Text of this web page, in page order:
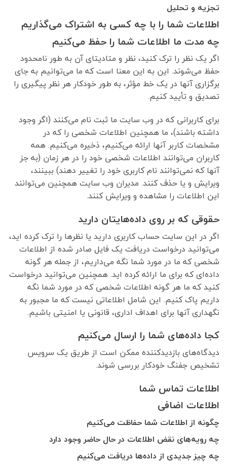
تجزیه و تحلیل
اطلاعات شما را با چه کسی به اشتراک می‌گذاریم
چه مدت ما اطلاعات شما را حفظ می‌کنیم
اگر یک نظر را ترک کنید، نظر و متادیتای آن به طور نامحدود
حفظ می‌شوند. این به این معنا است که ما می‌توانیم به جای
برگزاری آنها در یک خط مؤثر، به طور خودکار هر نظر پیگیری را
تصدیق و تأیید کنیم.
برای کاربرانی که در وب سایت ما ثبت نام می‌کنند (اگر وجود
داشته باشند)، ما همچنین اطلاعات شخصی را که در
مشخصات کاربر آنها ارائه می‌کنیم، ذخیره می‌کنیم. همه
کاربران می‌توانند اطلاعات شخصی خود را در هر زمان (به جز
آنها که نمی‌توانند نام کاربری خود را تغییر دهند) ببینند،
ویرایش و یا حذف کنند. مدیران وب سایت همچنین می‌توانند
این اطلاعات را مشاهده و ویرایش کنند.
حقوقی که بر روی داده‌هایتان دارید
اگر در این سایت حساب کاربری دارید یا نظرها را ترک کرده اید،
می‌توانید درخواست دریافت یک فایل صادر شده از اطلاعات
شخصی که ما در مورد شما نگه می‌داریم، از جمله هر گونه
داده‌ای که برای ما ارائه کرده اید. همچنین می‌توانید درخواست
کنید که ما هر گونه اطلاعات شخصی که در مورد شما نگه
داریم پاک کنیم. این شامل اطلاعاتی نیست که ما مجبور به
نگهداری آنها برای اهداف اداری، قانونی یا امنیتی باشیم.
کجا داده‌های شما را ارسال می‌کنیم
دیدگاه‌های بازدیدکننده ممکن است از طریق یک سرویس
تشخیص جفنگ خودکار بررسی شوند.
اطلاعات تماس شما
اطلاعات اضافی
چگونه از اطلاعات شما حفاظت می‌کنیم
چه رویه‌های نقض اطلاعات در حال حاضر وجود دارد
چه چیز جدیدی از داده‌ها دریافت می‌کنیم